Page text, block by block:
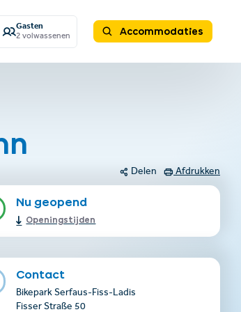
Gasten
2 volwassenen
Accommodaties
Delen Afdrukken
Nu geopend
Openingstijden
Contact
Bikepark Serfaus-Fiss-Ladis
Fisser Straße 50